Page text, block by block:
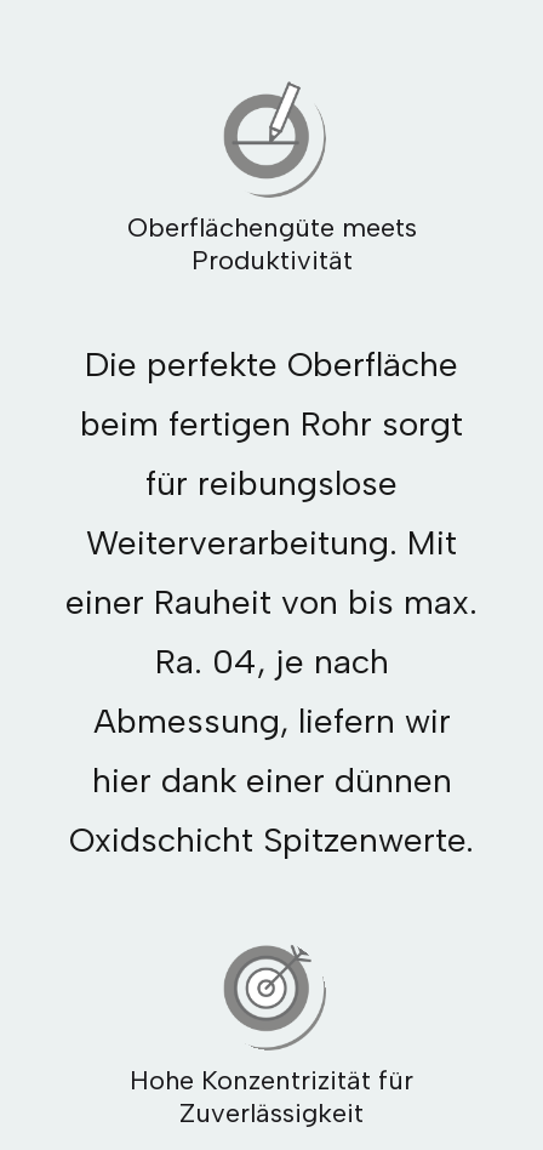
Oberflächengüte meets
Produktivität
Die perfekte Oberfläche
beim fertigen Rohr sorgt
für reibungslose
Weiterverarbeitung. Mit
einer Rauheit von bis max.
Ra. 04, je nach
Abmessung, liefern wir
hier dank einer dünnen
Oxidschicht Spitzenwerte.
Hohe Konzentrizität für
Zuverlässigkeit